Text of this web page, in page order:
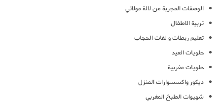
الوصفات المجربة من لالة مولاتي
تربية الاطفال
تعليم ربطات و لفات الحجاب
حلويات العيد
حلويات مغربية
ديكور واكسسوارات المنزل
شهيوات الطبخ المغربي